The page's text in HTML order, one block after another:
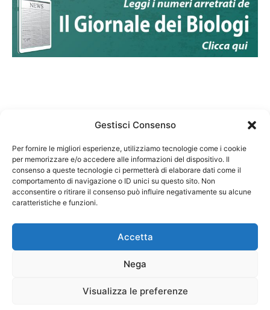
Gestisci Consenso
Per fornire le migliori esperienze, utilizziamo tecnologie come i cookie
per memorizzare e/o accedere alle informazioni del dispositivo. Il
consenso a queste tecnologie ci permetterà di elaborare dati come il
comportamento di navigazione o ID unici su questo sito. Non
acconsentire o ritirare il consenso può influire negativamente su alcune
caratteristiche e funzioni.
Accetta
Nega
Visualizza le preferenze
Federazione Nazionale Degli Ordini dei Biologi:
codice fiscale 80069130583
Responsabile sito internet www.fnob.it:
Privacy Policy Cookie Policy